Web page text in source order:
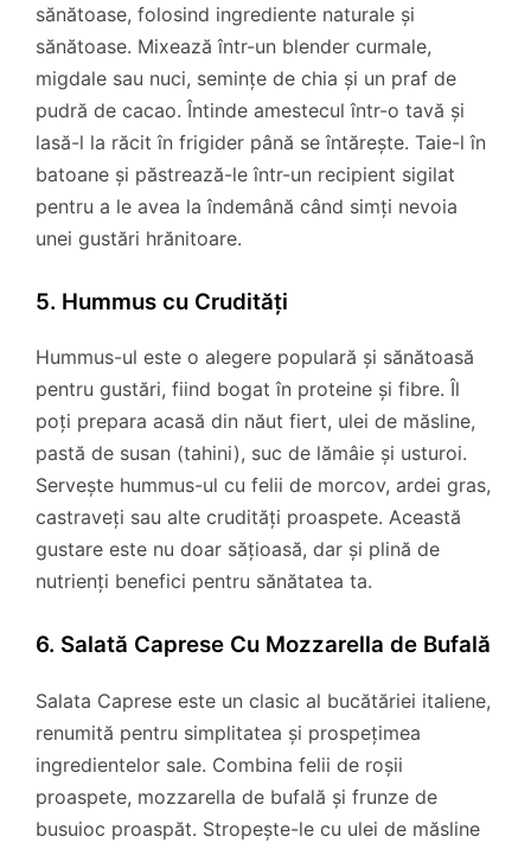
sănătoase, folosind ingrediente naturale și
sănătoase. Mixează într-un blender curmale,
migdale sau nuci, semințe de chia și un praf de
pudră de cacao. Întinde amestecul într-o tavă și
lasă-l la răcit în frigider până se întărește. Taie-l în
batoane și păstrează-le într-un recipient sigilat
pentru a le avea la îndemână când simți nevoia
unei gustări hrănitoare.
5. Hummus cu Crudități
Hummus-ul este o alegere populară și sănătoasă
pentru gustări, fiind bogat în proteine și fibre. Îl
poți prepara acasă din năut fiert, ulei de măsline,
pastă de susan (tahini), suc de lămâie și usturoi.
Servește hummus-ul cu felii de morcov, ardei gras,
castraveți sau alte crudități proaspete. Această
gustare este nu doar sățioasă, dar și plină de
nutrienți benefici pentru sănătatea ta.
6. Salată Caprese Cu Mozzarella de Bufală
Salata Caprese este un clasic al bucătăriei italiene,
renumită pentru simplitatea și prospețimea
ingredientelor sale. Combina felii de roșii
proaspete, mozzarella de bufală și frunze de
busuioc proaspăt. Stropește-le cu ulei de măsline